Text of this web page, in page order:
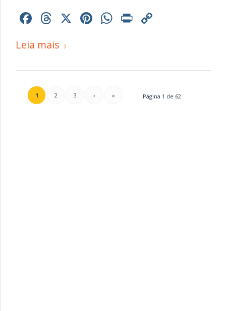
Facebook
Threads
X Pinterest
WhatsApp
Print
Leia mais
Página 1 de 62
1 2 3 › »